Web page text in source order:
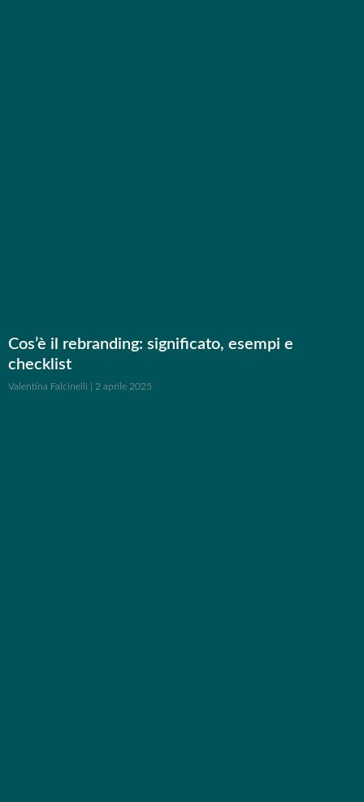
Cos’è il rebranding: significato, esempi e
checklist
Valentina Falcinelli 2 aprile 2025